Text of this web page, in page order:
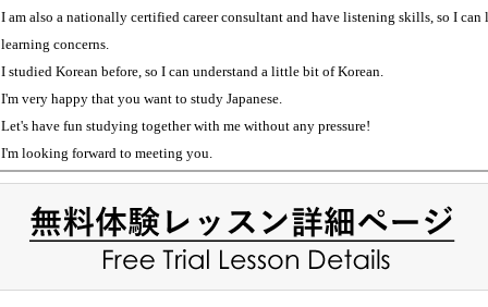
I am also a nationally certified career consultant and have listening skills, so I can
learning concerns.
I studied Korean before, so I can understand a little bit of Korean.
I'm very happy that you want to study Japanese.
Let's have fun studying together with me without any pressure!
I'm looking forward to meeting you.